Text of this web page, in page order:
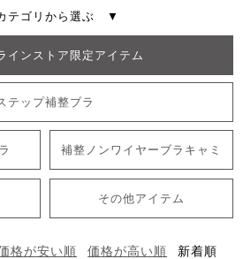
ゴリから選ぶ ▼
インストア限定アイテム
テップ補整ブラ
補整ノンワイヤーブラキャミ
その他アイテム
格が安い順 価格が高い順
新着順